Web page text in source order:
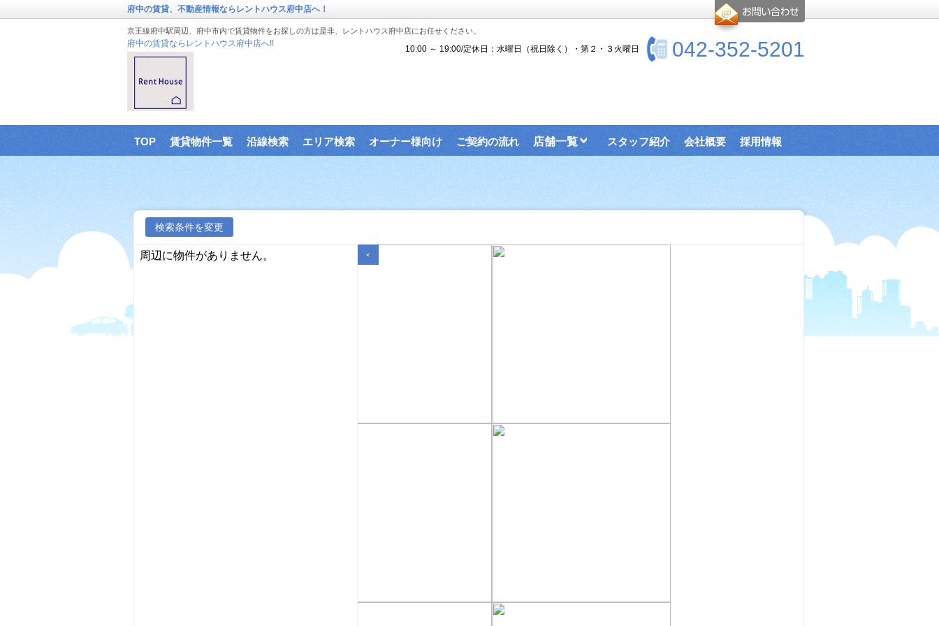
府中の賃貸、不動産情報ならレントハウス府中店へ！
京王線府中駅周辺、府中市内で賃貸物件をお探しの方は是非、レントハウス府中店にお任せください。
府中の賃貸ならレントハウス府中店へ!! 042-352-5201
10:00 ～ 19:00/定休日：水曜日（祝日除く）・第２・３火曜日
TOP 賃貸物件一覧 沿線検索 エリア検索 オーナー様向け ご契約の流れ 店舗一覧 スタッフ紹介 会社概要 採用情報
検索条件を変更
周辺に物件がありません。